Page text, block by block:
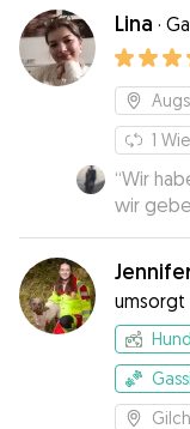
Lina ·
1
“Wir
wir
und
Lina viel
einfach
Diego
umsorgt